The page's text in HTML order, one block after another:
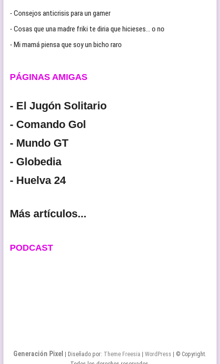
- Consejos anticrisis para un gamer
- Cosas que una madre friki te diria que hicieses… o no
- Mi mamá piensa que soy un bicho raro
PÁGINAS AMIGAS
- El Jugón Solitario
- Comando Gol
- Mundo GT
- Globedia
- Huelva 24
Más artículos...
PODCAST
Generación Pixel | Diseñado por: Theme Freesia |WordPress | © Copyright.